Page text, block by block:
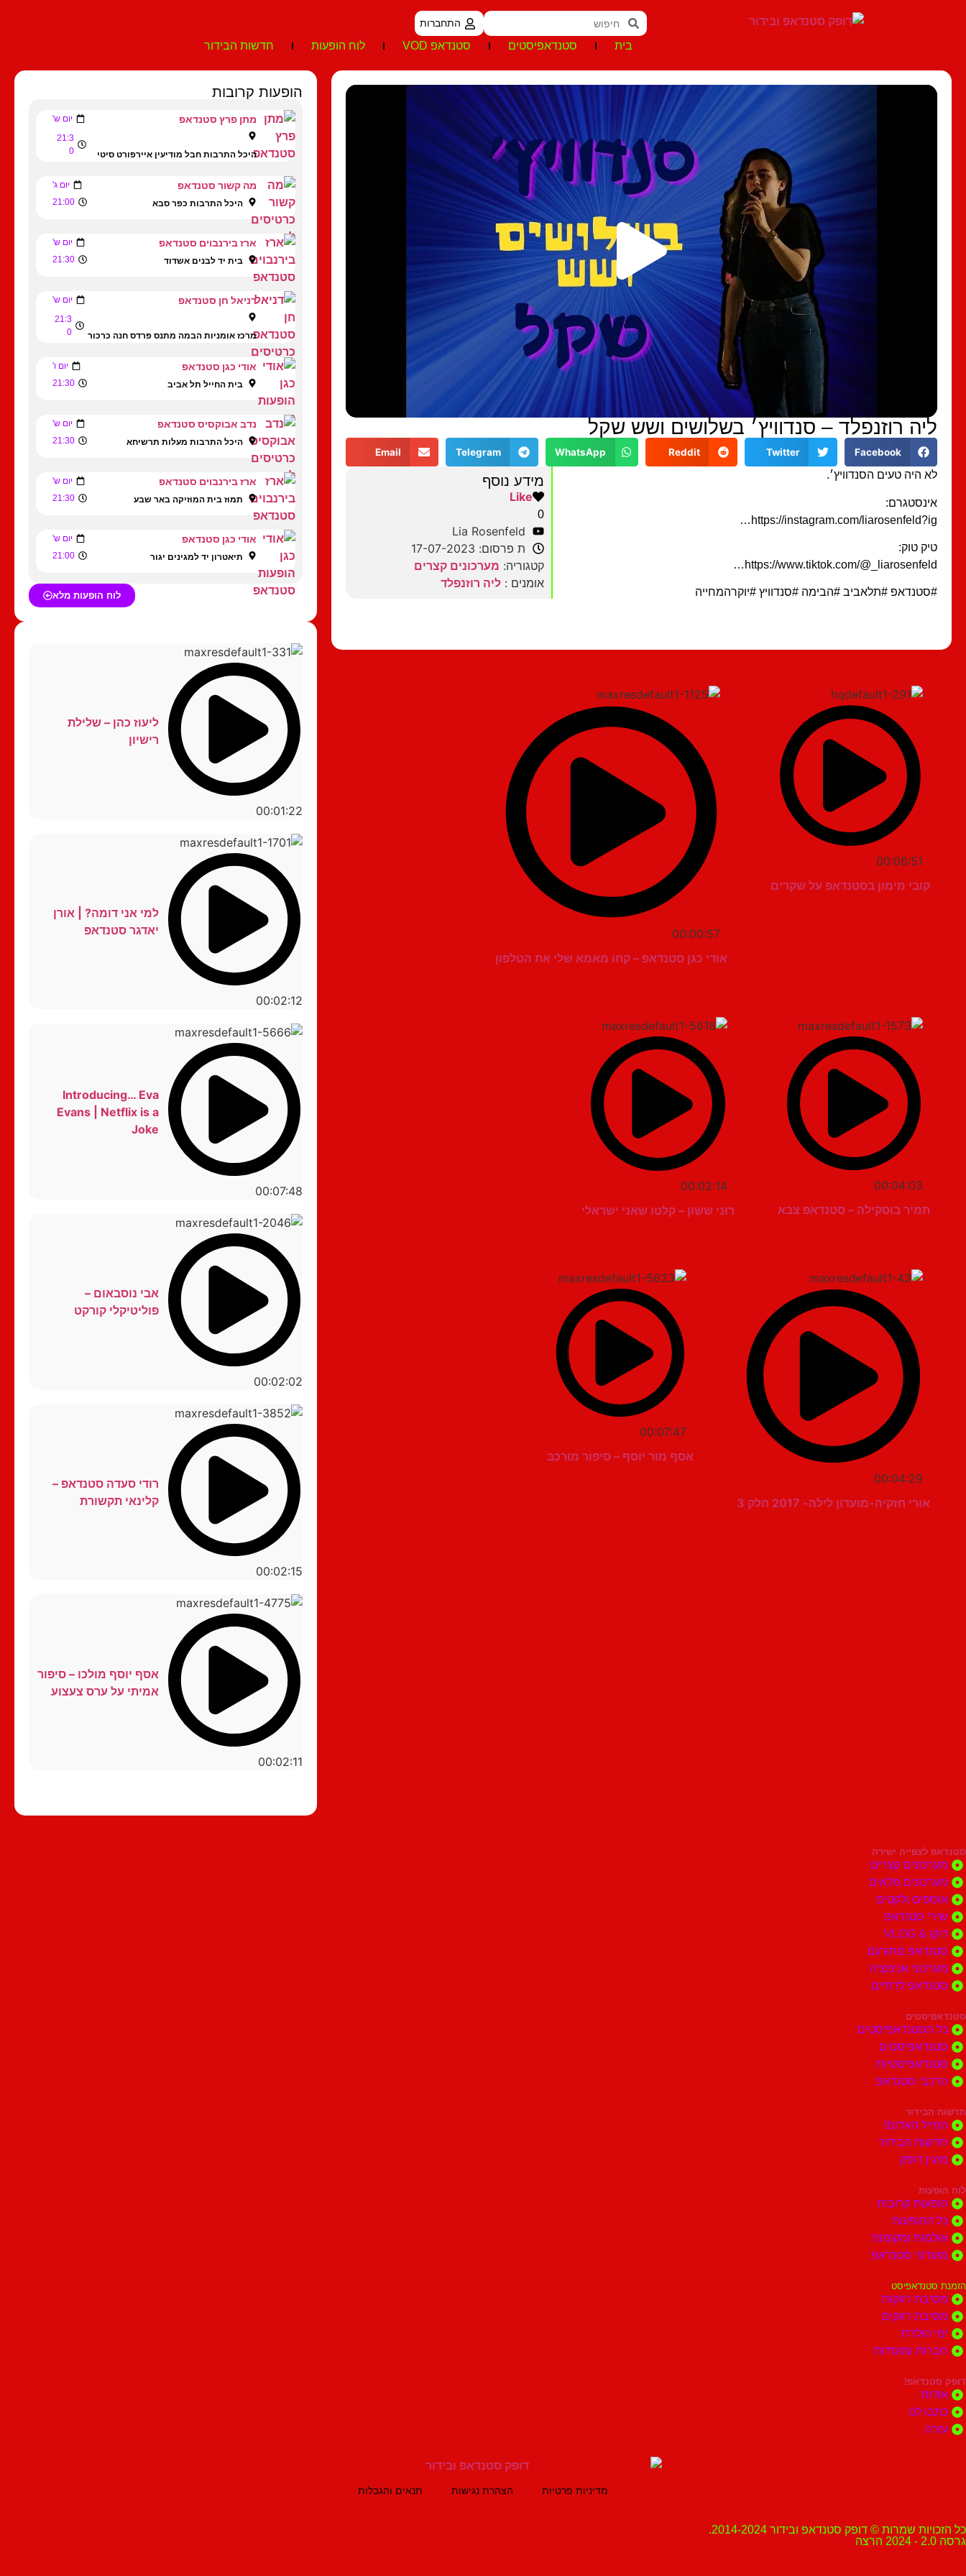
התחברות
בית סטנדאפיסטים סטנדאפ VOD לוח הופעות חדשות הבידור
ליה רוזנפלד – סנדוויץ׳ בשלושים ושש שקל
Facebook
Twitter
Reddit
WhatsApp
Telegram
Email
לא היה טעים הסנדוויץ׳.
אינסטגרם:
https://instagram.com/liarosenfeld?ig…
טיק טוק:
https://www.tiktok.com/@_liarosenfeld…
#סטנדאפ #תלאביב #הבימה #סנדוויץ #יוקרהמחייה
מידע נוסף
Like
0
Lia Rosenfeld
ת פרסום: 17-07-2023
קטגוריה: מערכונים קצרים
אומנים : ליה רוזנפלד
00:06:51
קובי מימון בסטנדאפ על שקרים
00:00:57
אודי כגן סטנדאפ – קחו מאמא שלי את הטלפון
00:04:03
תמיר בוסקילה – סטנדאפ צבא
00:02:14
רוני ששון – קלטו שאני ישראלי
00:04:29
אורי חזקיה-מועדון לילה- 2017 חלק 3
00:07:47
אסף מור יוסף – סיפור מורכב
הופעות קרובות
מתן פרץ סטנדאפ יום ש'
היכל התרבות חבל מודיעין איירפורט סיטי
21:3
0
מה קשור סטנדאפ יום ג'
היכל התרבות כפר סבא 21:00
ארז בירנבוים סטנדאפ יום ש'
בית יד לבנים אשדוד 21:30
דניאל חן סטנדאפ יום ש'
מרכז אומניות הבמה מתנס פרדס חנה כרכור
21:3
0
אודי כגן סטנדאפ יום ו'
בית החייל תל אביב 21:30
נדב אבוקסיס סטנדאפ יום ש'
היכל התרבות מעלות תרשיחא 21:30
ארז בירנבוים סטנדאפ יום ש'
תמוז בית המוזיקה באר שבע 21:30
אודי כגן סטנדאפ יום ש'
תיאטרון יד למגינים יגור 21:00
לוח הופעות מלא
00:01:22
ליעוז כהן – שלילת
רישיון
00:02:12
למי אני דומה? | אורן
יאדגר סטנדאפ
00:07:48
Introducing… Eva
Evans | Netflix is a
Joke
00:02:02
אבי נוסבאום –
פוליטיקלי קורקט
00:02:15
רודי סעדה סטנדאפ –
קלינאי תקשורת
00:02:11
אסף יוסף מולכו – סיפור
אמיתי על ערס צעצוע
סטנדאפ לצפייה ישירה
מערכונים קצרים
מערכונים מלאים
אוספים ולקטים
שירי סטנדאפ
דוקו & VLOG
סטנדאפ מתורגם
מערכוני אנימציה
סטנדאפ לדתיים
סטנדאפיסטים
כל הסטנדאפיסטים
סטנדאפיסטים
סטנדאפיסטיות
הרכבי סטנדאפ
חדשות הבידור
המייל האדום!
חדשות הבידור
מזגין דופק
לוח הופעות
הופעות קרובות
כל ההופעות
אולמות ומקומות
מועדוני סטנדאפ
הזמנת סטנדאפיסט
מסיבת רווקות
מסיבת רווקים
ימי הולדת
חברות ומוסדות
דופק סטנדאפ!
אודות
כתבו לנו
עזרה
מדיניות פרטיות הצהרת נגישות תנאים והגבלות
כל הזכויות שמרות © דופק סטנדאפ ובידור 2014-2024.
גרסה 2.0 - 2024 הרצה